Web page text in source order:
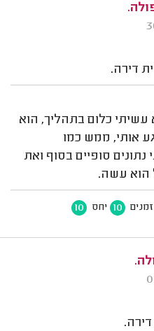
דירה.
עשיתי כלום בתהליך, הוא
אותי, ממש כמו
סופיים בסוף ואת
הוא עשה.
זמנים 10 יחס 10
דירה.